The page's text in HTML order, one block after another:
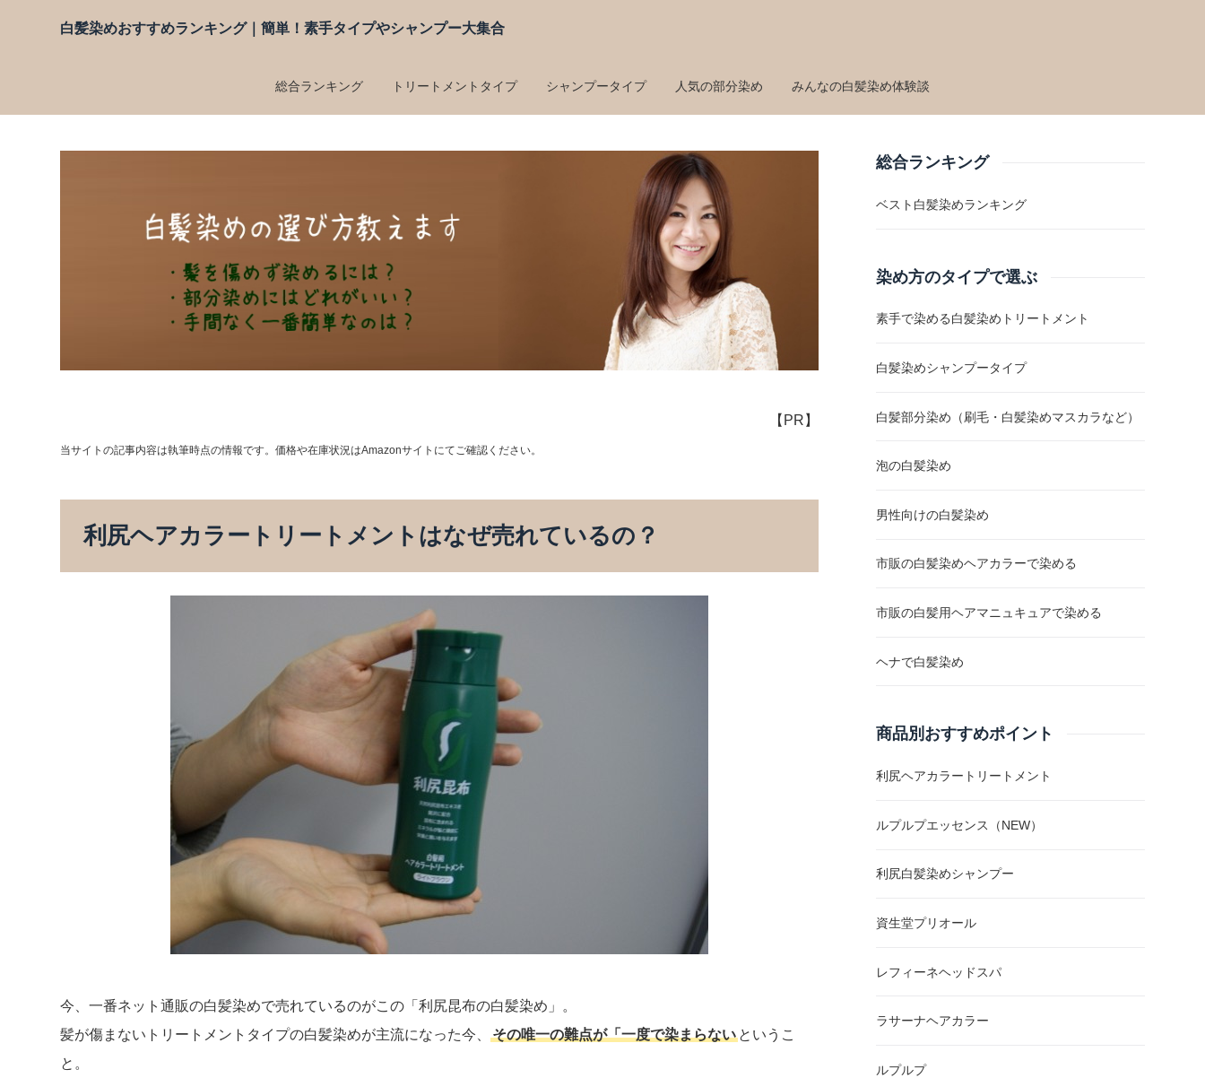
白髪染めおすすめランキング｜簡単！素手タイプやシャンプー大集合
総合ランキング トリートメントタイプ シャンプータイプ 人気の部分染め みんなの白髪染め体験談
【PR】
当サイトの記事内容は執筆時点の情報です。価格や在庫状況はAmazonサイトにてご確認ください。
利尻ヘアカラートリートメントはなぜ売れているの？
今、一番ネット通販の白髪染めで売れているのがこの「利尻昆布の白髪染め」。
髪が傷まないトリートメントタイプの白髪染めが主流になった今、その唯一の難点が「一度で染まらない というこ
と。
総合ランキング
ベスト白髪染めランキング
染め方のタイプで選ぶ
素手で染める白髪染めトリートメント
白髪染めシャンプータイプ
白髪部分染め（刷毛・白髪染めマスカラなど）
泡の白髪染め
男性向けの白髪染め
市販の白髪染めヘアカラーで染める
市販の白髪用ヘアマニュキュアで染める
ヘナで白髪染め
商品別おすすめポイント
利尻ヘアカラートリートメント
ルプルプエッセンス（NEW）
利尻白髪染めシャンプー
資生堂プリオール
レフィーネヘッドスパ
ラサーナヘアカラー
ルプルプ